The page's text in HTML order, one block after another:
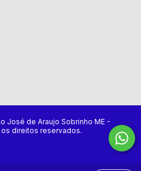
José de Araujo Sobrinho ME -
direitos reservados.